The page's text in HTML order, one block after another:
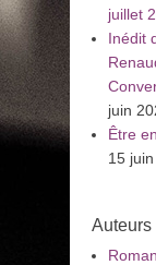
juillet
Inédit
juin
Être
15
Auteurs